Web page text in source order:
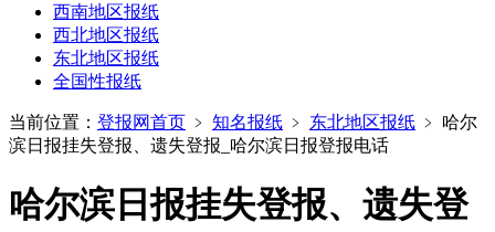
西南地区报纸
西北地区报纸
东北地区报纸
全国性报纸
当前位置： 登报网首页 ﹥ 知名报纸 ﹥ 东北地区报纸 ﹥ 哈尔
滨日报挂失登报、遗失登报_哈尔滨日报登报电话
哈尔滨日报挂失登报、遗失登